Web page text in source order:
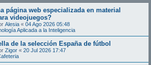
página web especializada en material
videojuegos?
Alesia « 04 Ago 2026 05:48
Aplicada a la Inteligencia
de la selección España de fútbol
Zigor « 20 Jul 2026 17:47